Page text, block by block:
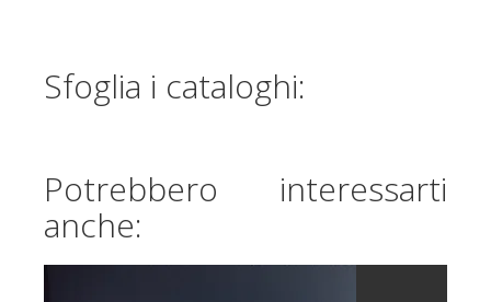
Sfoglia i cataloghi:
Potrebbero interessarti
anche: